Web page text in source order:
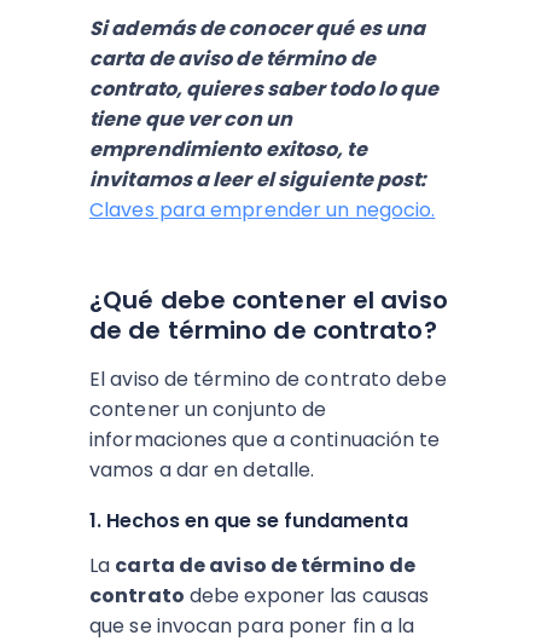
Si además de conocer qué es una
carta de aviso de término de
contrato, quieres saber todo lo que
tiene que ver con un
emprendimiento exitoso, te
invitamos a leer el siguiente post:
Claves para emprender un negocio.
¿Qué debe contener el aviso
de de término de contrato?
El aviso de término de contrato debe
contener un conjunto de
informaciones que a continuación te
vamos a dar en detalle.
1. Hechos en que se fundamenta
La carta de aviso de término de
contrato debe exponer las causas
que se invocan para poner fin a la